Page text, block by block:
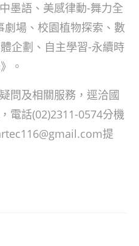
墨語、美感律動-舞力全
劇場、校園植物探索、數
企劃、自主學習-永續時
。
問及相關服務，逕洽國
電話(02)2311-0574分機
提